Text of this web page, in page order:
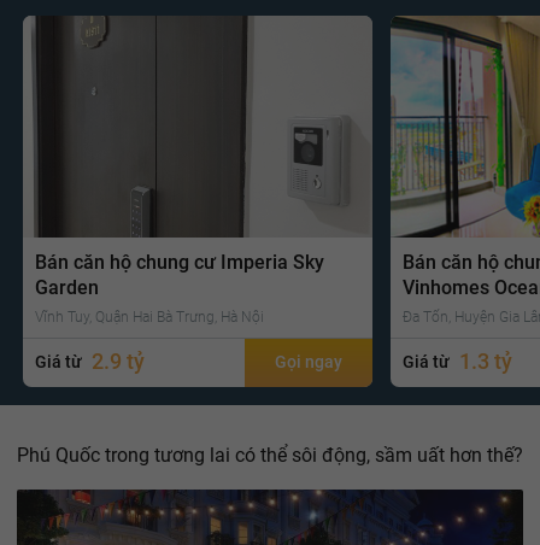
Bán căn hộ chung cư Imperia Sky
Garden
Vĩnh Tuy, Quận Hai Bà Trưng, Hà Nội
Giá từ 2.9 tỷ Gọi ngay
Bán căn hộ
Vinhomes
Đa Tốn, Huyện Gia
Giá từ 1.3 tỷ
Phú Quốc trong tương lai có thể sôi động, sầm uất hơn thế?